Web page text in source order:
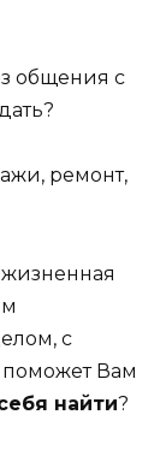
общения с
ремонт,
с
поможет Вам
найти?